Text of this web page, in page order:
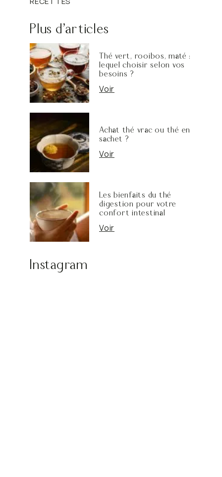
Plus d'articles
Thé vert, rooibos, maté :
lequel choisir selon vos
besoins ?
Voir
Achat thé vrac ou thé en
sachet ?
Voir
Les bienfaits du thé
digestion pour votre
confort intestinal
Voir
Instagram